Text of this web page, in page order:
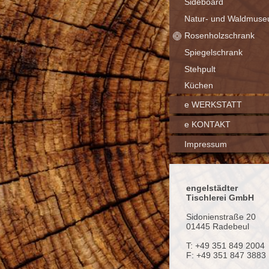
Natur- und
Rosenholzschrank
Spiegelschrank
Stehpult
Küchen
e WERKSTATT
e KONTAKT
Impressum
engelstädter
Tischlerei GmbH
Sidonienstraße 20
01445 Radebeul
T: +49 351 849 2004
F: +49 351 847 3883